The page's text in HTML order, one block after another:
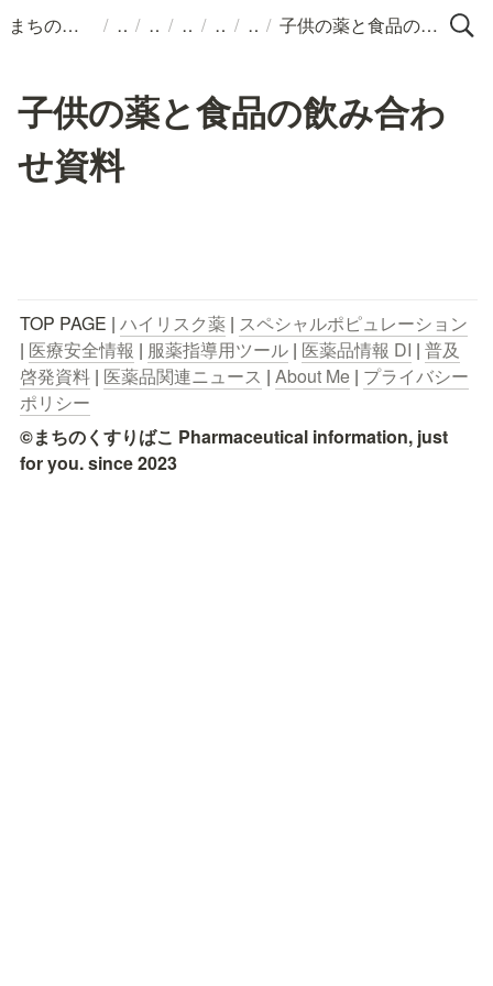
まちのくすりばこ / / / / / / 子供の薬と食品の飲み合わせ資料
子供の薬と食品の飲み合わ
せ資料
TOP PAGE | ハイリスク薬 | スペシャルポピュレーション
| 医療安全情報 | 服薬指導用ツール | 医薬品情報 DI | 普及
啓発資料 | 医薬品関連ニュース | About Me | プライバシー
ポリシー
©まちのくすりばこ Pharmaceutical information, just
for you. since 2023